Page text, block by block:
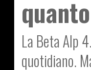
La Beta Alp
quotidiano.